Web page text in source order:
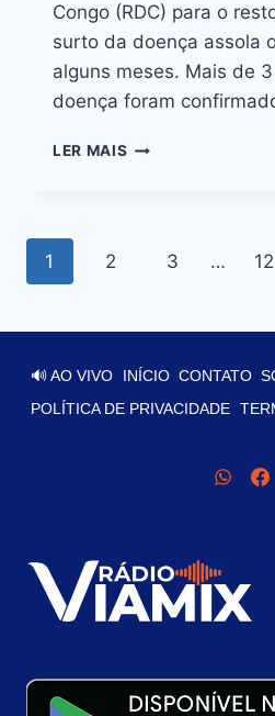
Congo (RDC) para o
surto da doença assola
alguns meses. Mais de
doença foram
LER MAIS
1 2 3 … 12
🔊 AO VIVO INÍCIO CONTATO
POLÍTICA DE PRIVACIDADE